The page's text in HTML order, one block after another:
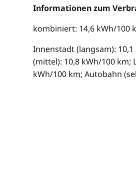
Informationen zum
kombiniert: 14,6 kWh/100
Innenstadt (langsam):
(mittel): 10,8 kWh/100 km;
kWh/100 km; Autobahn